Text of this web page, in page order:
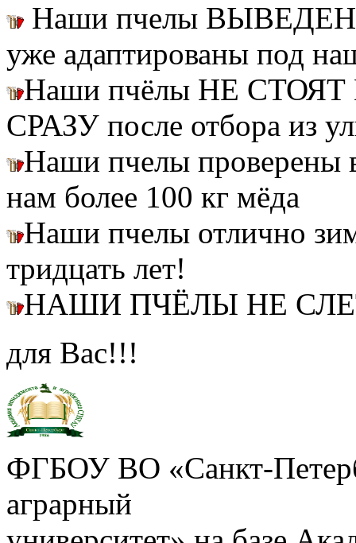
Наши пчелы
уже адаптированы под
Наши пчёлы НЕ СТОЯТ
СРАЗУ после отбора из
Наши пчелы
нам более 100 кг мёда
Наши пчелы отлично
тридцать лет!
НАШИ ПЧЁЛЫ НЕ
для Вас!!!
ФГБОУ ВО «Санкт-
аграрный